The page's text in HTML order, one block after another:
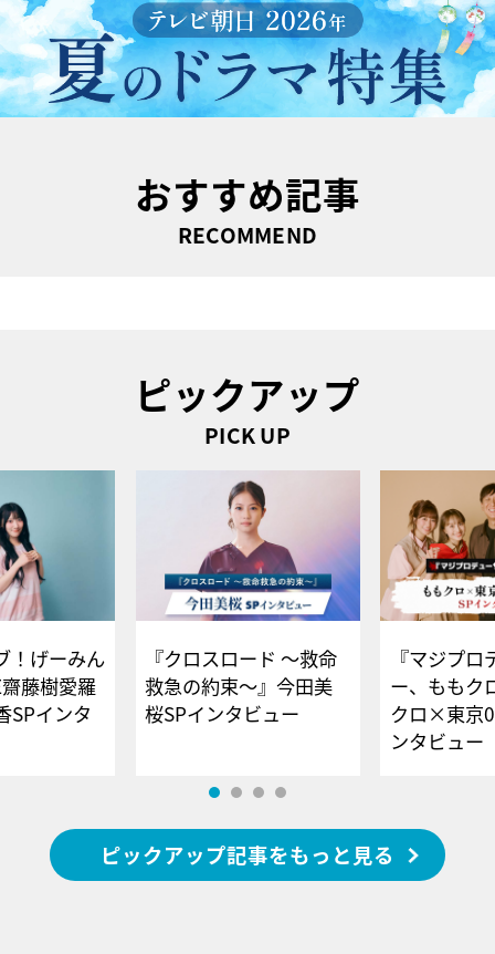
おすすめ記事
RECOMMEND
ピックアップ
PICK UP
！げーみん
藤樹愛羅
SPインタ
『クロスロード ～救命
救急の約束～』今田美
桜SPインタビュー
『マジプロ
ー、ももク
クロ×東京
ンタビュー
ピックアップ記事をもっと見る